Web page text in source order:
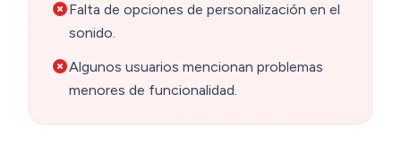
Falta de opciones de personalización en el
sonido.
Algunos usuarios mencionan problemas
menores de funcionalidad.